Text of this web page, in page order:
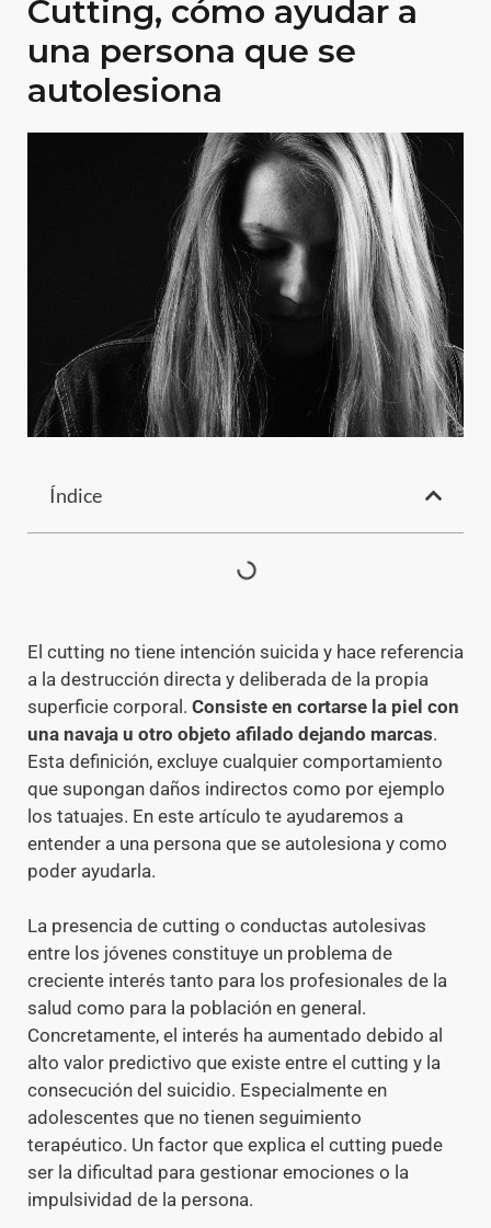
Cutting, cómo ayudar a
una persona que se
autolesiona
Índice
El cutting no tiene intención suicida y hace referencia
a la destrucción directa y deliberada de la propia
superficie corporal. Consiste en cortarse la piel con
una navaja u otro objeto afilado dejando marcas.
Esta definición, excluye cualquier comportamiento
que supongan daños indirectos como por ejemplo
los tatuajes. En este artículo te ayudaremos a
entender a una persona que se autolesiona y como
poder ayudarla.
La presencia de cutting o conductas autolesivas
entre los jóvenes constituye un problema de
creciente interés tanto para los profesionales de la
salud como para la población en general.
Concretamente, el interés ha aumentado debido al
alto valor predictivo que existe entre el cutting y la
consecución del suicidio. Especialmente en
adolescentes que no tienen seguimiento
terapéutico. Un factor que explica el cutting puede
ser la dificultad para gestionar emociones o la
impulsividad de la persona.